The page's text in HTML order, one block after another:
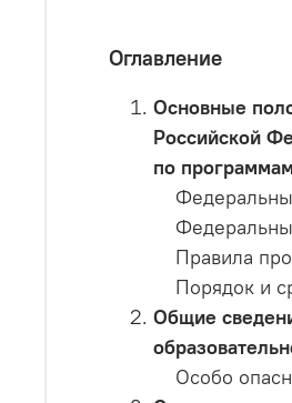
Оглавление
Основные
Российской
по
Правила
Порядок и
Общие
Особо